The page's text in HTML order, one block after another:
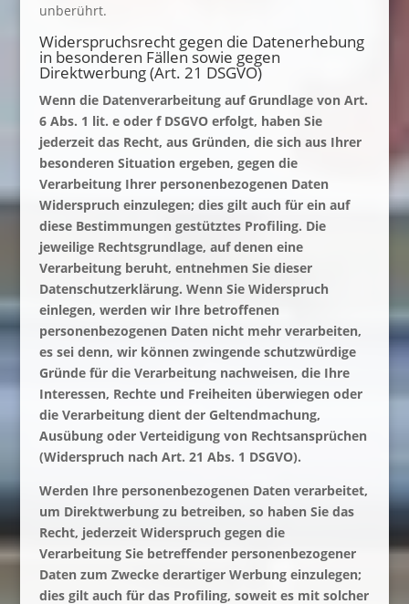
unberührt.
Widerspruchsrecht gegen die Datenerhebung
in besonderen Fällen sowie gegen
Direktwerbung (Art. 21 DSGVO)
Wenn die Datenverarbeitung auf Grundlage von Art.
6 Abs. 1 lit. e oder f DSGVO erfolgt, haben Sie
jederzeit das Recht, aus Gründen, die sich aus Ihrer
besonderen Situation ergeben, gegen die
Verarbeitung Ihrer personenbezogenen Daten
Widerspruch einzulegen; dies gilt auch für ein auf
diese Bestimmungen gestütztes Profiling. Die
jeweilige Rechtsgrundlage, auf denen eine
Verarbeitung beruht, entnehmen Sie dieser
Datenschutzerklärung. Wenn Sie Widerspruch
einlegen, werden wir Ihre betroffenen
personenbezogenen Daten nicht mehr verarbeiten,
es sei denn, wir können zwingende schutzwürdige
Gründe für die Verarbeitung nachweisen, die Ihre
Interessen, Rechte und Freiheiten überwiegen oder
die Verarbeitung dient der Geltendmachung,
Ausübung oder Verteidigung von Rechtsansprüchen
(Widerspruch nach Art. 21 Abs. 1 DSGVO).
Werden Ihre personenbezogenen Daten verarbeitet,
um Direktwerbung zu betreiben, so haben Sie das
Recht, jederzeit Widerspruch gegen die
Verarbeitung Sie betreffender personenbezogener
Daten zum Zwecke derartiger Werbung einzulegen;
dies gilt auch für das Profiling, soweit es mit solcher